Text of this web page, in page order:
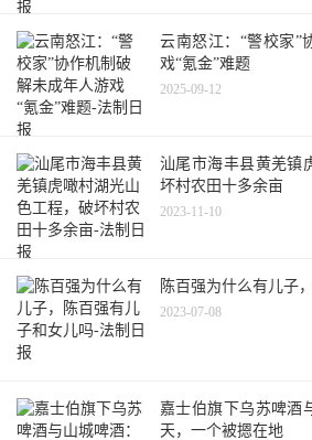
云南怒江：“警校家”
戏“氪金”难题
2025-09-12
汕尾市海丰县黄羌镇
坏村农田十多余亩
2023-11-10
陈百强为什么有儿子
2023-07-08
嘉士伯旗下乌苏啤酒
天，一个被摁在地